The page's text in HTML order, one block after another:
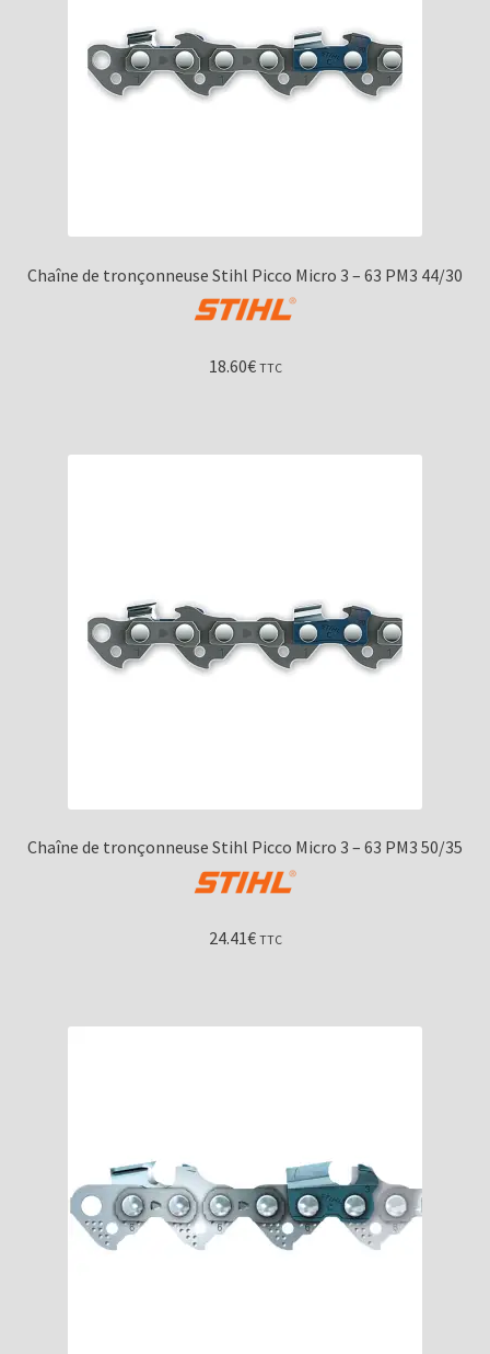
Chaîne de tronçonneuse Stihl Picco Micro 3 – 63 PM3 44/30
18.60€ TTC
Chaîne de tronçonneuse Stihl Picco Micro 3 – 63 PM3 50/35
24.41€ TTC